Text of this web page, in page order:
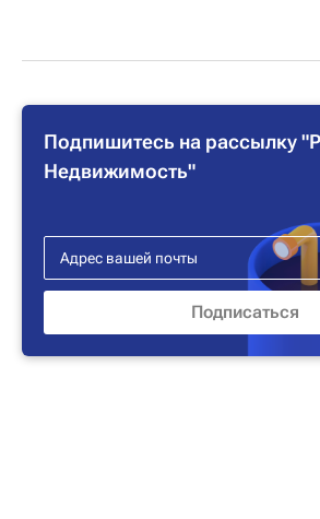
Подпишитесь на рассылку
Недвижимость"